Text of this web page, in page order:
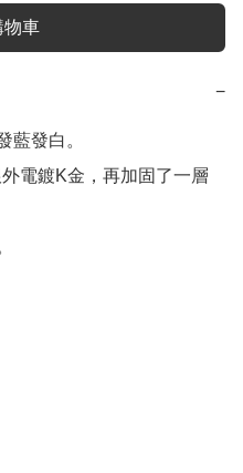
物車
−
藍發白。
電鍍K金，再加固了一層